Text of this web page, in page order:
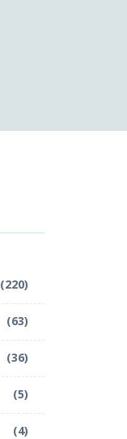
(220)
(63)
(36)
(5)
(4)